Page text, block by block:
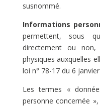
susnommé.
Informations
permettent, sous
directement ou non,
physiques auxquelles
loi n° 78-17 du 6
Les termes «
personne concernée